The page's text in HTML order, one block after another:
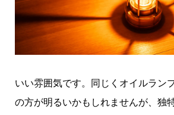
いい雰囲気です。同じくオイルラン
の方が明るいかもしれませんが、独